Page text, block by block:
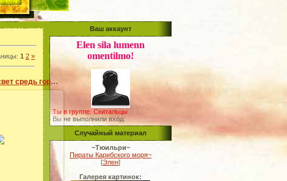
: 1 2 »
Он появился на свет средь горных вершин
Ваш аккаунт
Elen sila lumenn
omentilmo!
Ты в группе: Скитальцы
Вы не выполнили вход:
Случайный материал
~Тюильри~
Пираты Карибского моря~
[Элен]
Галерея картинок: